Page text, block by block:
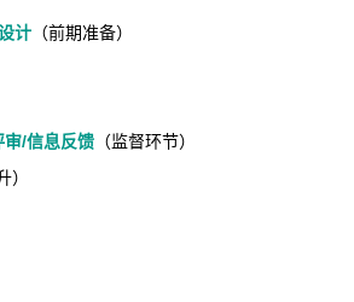
计 （前期准备）
/信息反馈 （监督环节）
）